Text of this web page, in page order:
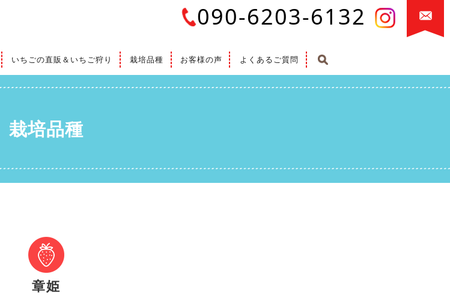
090-6203-6132
いちごの直販＆いちご狩り 栽培品種 お客様の声 よくあるご質問
栽培品種
章姫